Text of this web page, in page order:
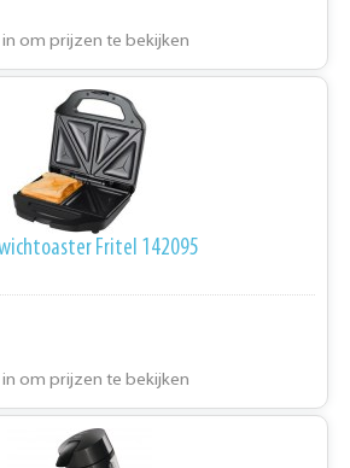
in om prijzen te bekijken
Fritel 142095
in om prijzen te bekijken